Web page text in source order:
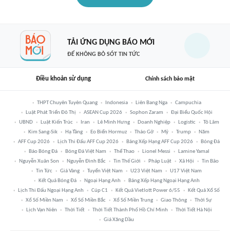
TẢI ỨNG DỤNG BÁO MỚI
ĐỂ KHÔNG BỎ SÓT TIN TỨC
Điều khoản sử dụng Chính sách bảo mật
THPT Chuyên Tuyên Quang Indonesia Liên Bang Nga
Campuchia
Luật Phát Triển Đô Thị
ASEAN Cup 2026 Sophon Zaram
Đại Biểu Quốc Hội
UBND
Luật Kiến Trúc Iran Lê Minh Hưng Doanh Nghiệp Logistic
Tô Lâm
Kim Sang-Sik
Hạ Tầng Eo Biển Hormuz Tháo Gỡ Mỹ Trump
Năm
AFF Cup 2026
Lịch Thi Đấu AFF Cup 2026 Bảng Xếp Hạng AFF Cup 2026
Bóng Đá
Báo Bóng Đá
Bóng Đá Việt Nam Thể Thao Lionel Messi
Lamine Yamal
Nguyễn Xuân Son
Nguyễn Đình Bắc Tin Thế Giới Pháp Luật Xã Hội
Tin Bão
Tin Tức
Giá Vàng Tuyển Việt Nam U23 Việt Nam
U17 Việt Nam
Kết Quả Bóng Đá
Ngoại Hạng Anh
Bảng Xếp Hạng Ngoại Hạng Anh
Lịch Thi Đấu Ngoại Hạng Anh
Cúp C1 Kết Quả Vietlott Power 6/55
Kết Quả Xổ Số
Xổ Số Miền Nam
Xổ Số Miền Bắc Xổ Số Miền Trung Giao Thông
Thời Sự
Lịch Vạn Niên
Thời Tiết Thời Tiết Thành Phố Hồ Chí Minh
Thời Tiết Hà Nội
Giá Xăng Dầu